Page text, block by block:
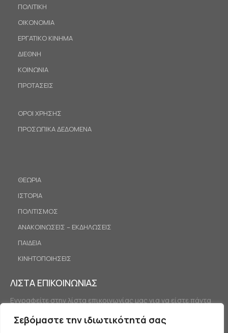
Σεβόμαστε την ιδιωτικότητά σας
ΠΟΛΙΤΙΚΗ
ΟΙΚΟΝΟΜΙΑ
ΕΡΓΑΤΙΚΟ ΚΙΝΗΜΑ
ΔΙΕΘΝΗ
ΚΟΙΝΩΝΙΑ
ΠΡΟΤΑΣΕΙΣ
ΟΡΟΙ ΧΡΗΣΗΣ
ΠΡΟΣΩΠΙΚΑ ΔΕΔΟΜΕΝΑ
ΘΕΩΡΙΑ
ΙΣΤΟΡΙΑ
ΠΟΛΙΤΙΣΜΟΣ
ΑΝΑΚΟΙΝΩΣΕΙΣ – ΕΚΔΗΛΩΣΕΙΣ
ΠΑΙΔΕΙΑ
ΚΙΝΗΤΟΠΟΙΗΣΕΙΣ
ΛΙΣΤΑ ΕΠΙΚΟΙΝΩΝΙΑΣ
Εγγραφείτε στην λίστα επικοινωνίας μας για να είστε πάντα